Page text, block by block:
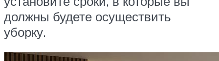
должны будете осуществить
уборку.